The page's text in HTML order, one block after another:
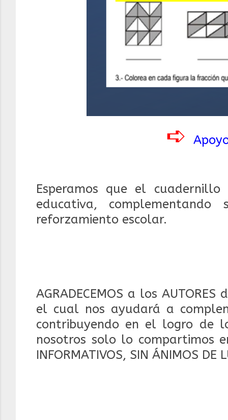
➪
Esperamos que el
educativa,
reforzamiento escolar.
AGRADECEMOS a los AUTORES
el cual nos ayudará a
contribuyendo en el logro de
nosotros solo lo compartimos
INFORMATIVOS, SIN ÁNIMOS DE